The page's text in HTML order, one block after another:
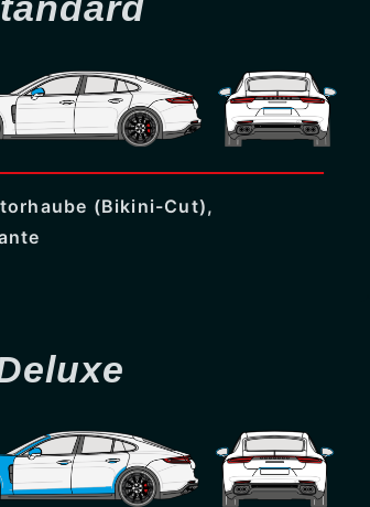
(Bikini-Cut),